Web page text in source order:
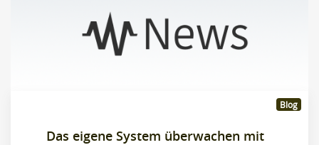
Blog
Das eigene System überwachen mit